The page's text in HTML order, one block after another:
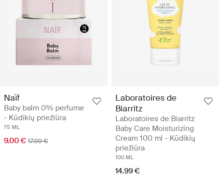
Naïf
Baby balm 0% perfume
- Kūdikių priežiūra
75 ML
9.00 € 17.99 €
Laboratoires de
Biarritz
Laboratoires de Biarritz
Baby Care Moisturizing
Cream 100 ml - Kūdikių
priežiūra
100 ML
14.99 €